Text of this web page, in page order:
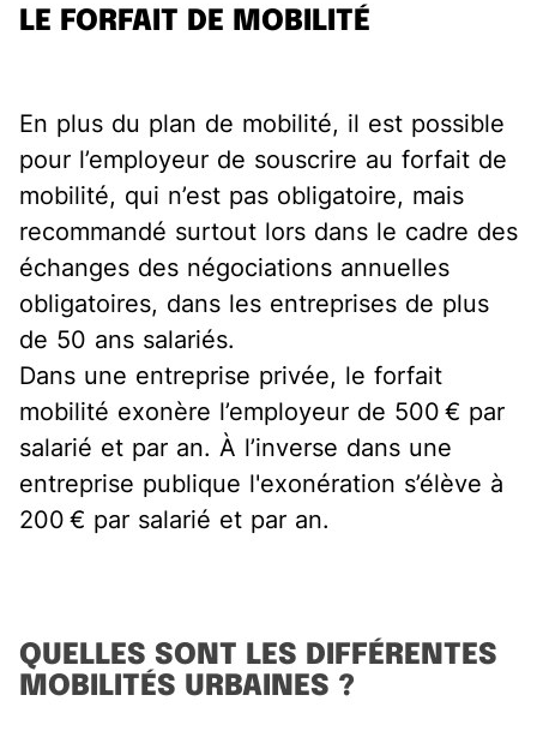
LE FORFAIT DE MOBILITÉ
En plus du plan de mobilité, il est possible
pour l’employeur de souscrire au forfait de
mobilité, qui n’est pas obligatoire, mais
recommandé surtout lors dans le cadre des
échanges des négociations annuelles
obligatoires, dans les entreprises de plus
de 50 ans salariés.
Dans une entreprise privée, le forfait
mobilité exonère l’employeur de 500 € par
salarié et par an. À l’inverse dans une
entreprise publique l'exonération s’élève à
200 € par salarié et par an.
QUELLES SONT LES DIFFÉRENTES
MOBILITÉS URBAINES ?